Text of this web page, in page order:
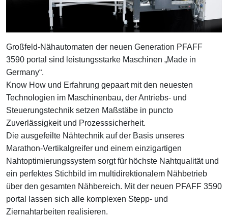
Großfeld-Nähautomaten der neuen Generation PFAFF
3590 portal sind leistungsstarke Maschinen „Made in
Germany“.
Know How und Erfahrung gepaart mit den neuesten
Technologien im Maschinenbau, der Antriebs- und
Steuerungstechnik setzen Maßstäbe in puncto
Zuverlässigkeit und Prozesssicherheit.
Die ausgefeilte Nähtechnik auf der Basis unseres
Marathon-Vertikalgreifer und einem einzigartigen
Nahtoptimierungssystem sorgt für höchste Nahtqualität und
ein perfektes Stichbild im multidirektionalem Nähbetrieb
über den gesamten Nähbereich. Mit der neuen PFAFF 3590
portal lassen sich alle komplexen Stepp- und
Ziernahtarbeiten realisieren.